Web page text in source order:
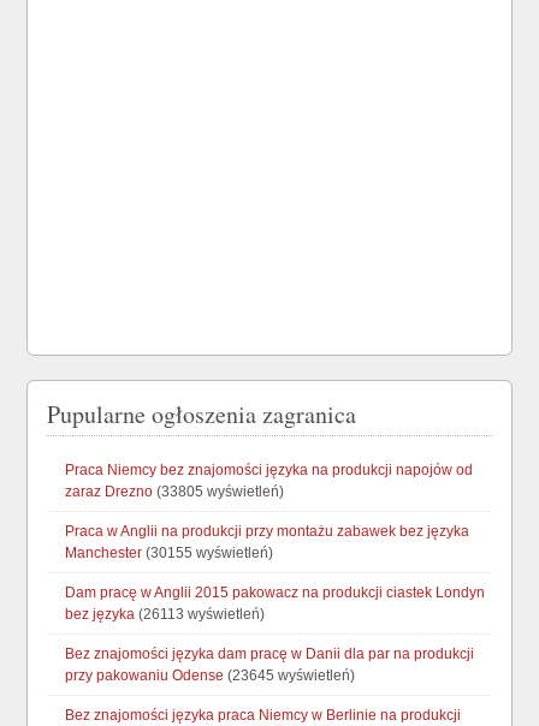
Pupularne ogłoszenia zagranica
Praca Niemcy bez znajomości języka na produkcji napojów od
zaraz Drezno (33805 wyświetleń)
Praca w Anglii na produkcji przy montażu zabawek bez języka
Manchester (30155 wyświetleń)
Dam pracę w Anglii 2015 pakowacz na produkcji ciastek Londyn
bez języka (26113 wyświetleń)
Bez znajomości języka dam pracę w Danii dla par na produkcji
przy pakowaniu Odense (23645 wyświetleń)
Bez znajomości języka praca Niemcy w Berlinie na produkcji